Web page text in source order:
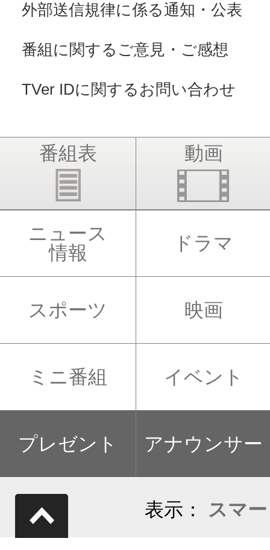
外部送信規律に係る通知・公表
番組に関するご意見・ご感想
TVer IDに関するお問い合わせ
番組表 動画
ニュース
情報
ドラマ
スポーツ 映画
ミニ番組 イベント
プレゼント アナウンサー
表示： スマ